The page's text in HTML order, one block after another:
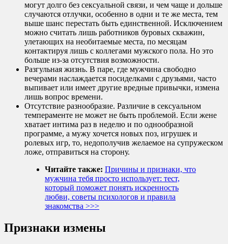
могут долго без сексуальной связи, и чем чаще и дольше
случаются отлучки, особенно в одни и те же места, тем
выше шанс перестать быть единственной. Исключением
можно считать лишь работников буровых скважин,
улетающих на необитаемые места, по месяцам
контактируя лишь с коллегами мужского пола. Но это
больше из-за отсутствия возможности.
Разгульная жизнь. В паре, где мужчина свободно
вечерами наслаждается посиделками с друзьями, часто
выпивает или имеет другие вредные привычки, измена
лишь вопрос времени.
Отсутствие разнообразие. Различие в сексуальном
темпераменте не может не быть проблемой. Если жене
хватает интима раз в неделю и по однообразной
программе, а мужу хочется новых поз, игрушек и
ролевых игр, то, недополучив желаемое на супружеском
ложе, отправиться на сторону.
Читайте также: Причины и признаки, что
мужчина тебя просто использует: тест,
который поможет понять искренность
любви, советы психологов и правила
знакомства >>>
Признаки измены